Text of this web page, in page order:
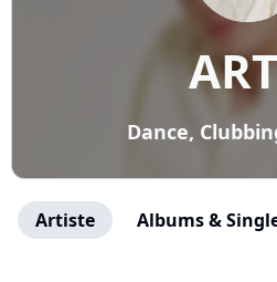
Dance,
Artiste Albums &